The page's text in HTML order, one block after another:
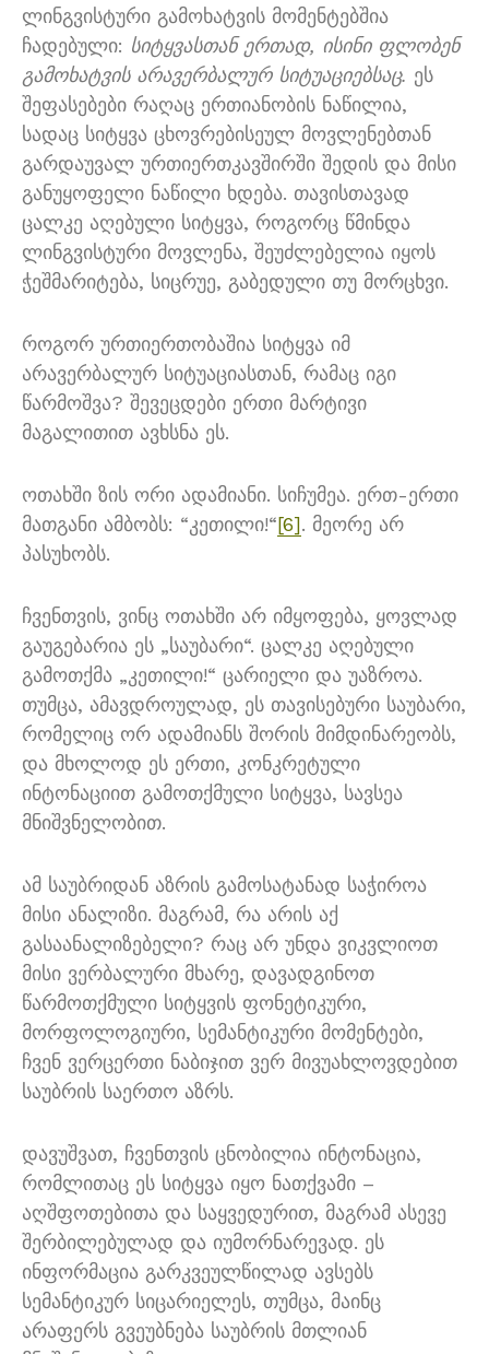
ლინგვისტური გამოხატვის მომენტებშია
ჩადებული: სიტყვასთან ერთად, ისინი ფლობენ
გამოხატვის არავერბალურ სიტუაციებსაც. ეს
შეფასებები რაღაც ერთიანობის ნაწილია,
სადაც სიტყვა ცხოვრებისეულ მოვლენებთან
გარდაუვალ ურთიერთკავშირში შედის და მისი
განუყოფელი ნაწილი ხდება. თავისთავად
ცალკე აღებული სიტყვა, როგორც წმინდა
ლინგვისტური მოვლენა, შეუძლებელია იყოს
ჭეშმარიტება, სიცრუე, გაბედული თუ მორცხვი.
როგორ ურთიერთობაშია სიტყვა იმ
არავერბალურ სიტუაციასთან, რამაც იგი
წარმოშვა? შევეცდები ერთი მარტივი
მაგალითით ავხსნა ეს.
ოთახში ზის ორი ადამიანი. სიჩუმეა. ერთ-ერთი
მათგანი ამბობს: “კეთილი!“[6]. მეორე არ
პასუხობს.
ჩვენთვის, ვინც ოთახში არ იმყოფება, ყოვლად
გაუგებარია ეს „საუბარი“. ცალკე აღებული
გამოთქმა „კეთილი!“ ცარიელი და უაზროა.
თუმცა, ამავდროულად, ეს თავისებური საუბარი,
რომელიც ორ ადამიანს შორის მიმდინარეობს,
და მხოლოდ ეს ერთი, კონკრეტული
ინტონაციით გამოთქმული სიტყვა, სავსეა
მნიშვნელობით.
ამ საუბრიდან აზრის გამოსატანად საჭიროა
მისი ანალიზი. მაგრამ, რა არის აქ
გასაანალიზებელი? რაც არ უნდა ვიკვლიოთ
მისი ვერბალური მხარე, დავადგინოთ
წარმოთქმული სიტყვის ფონეტიკური,
მორფოლოგიური, სემანტიკური მომენტები,
ჩვენ ვერცერთი ნაბიჯით ვერ მივუახლოვდებით
საუბრის საერთო აზრს.
დავუშვათ, ჩვენთვის ცნობილია ინტონაცია,
რომლითაც ეს სიტყვა იყო ნათქვამი –
აღშფოთებითა და საყვედურით, მაგრამ ასევე
შერბილებულად და იუმორნარევად. ეს
ინფორმაცია გარკვეულწილად ავსებს
სემანტიკურ სიცარიელეს, თუმცა, მაინც
არაფერს გვეუბნება საუბრის მთლიან